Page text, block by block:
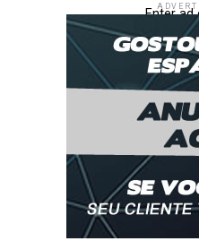
DESPEJO
PAGAMENTO
Novidade: UCT Sinop abre
estendido para coleta de
Novidade: UCT Sinop abre
estendido para coleta de
Enter ad